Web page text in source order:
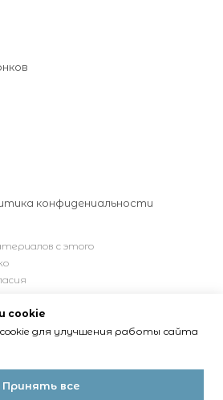
с этого
конфидениальности
cookie
для улучшения работы сайта
Принять все